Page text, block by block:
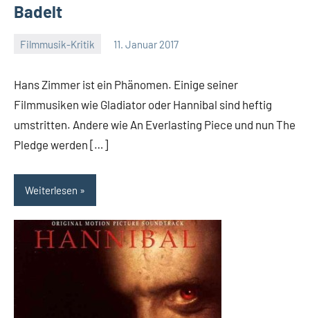
Badelt
Filmmusik-Kritik 11. Januar 2017
Hans Zimmer ist ein Phänomen. Einige seiner
Filmmusiken wie Gladiator oder Hannibal sind heftig
umstritten. Andere wie An Everlasting Piece und nun The
Pledge werden […]
Weiterlesen